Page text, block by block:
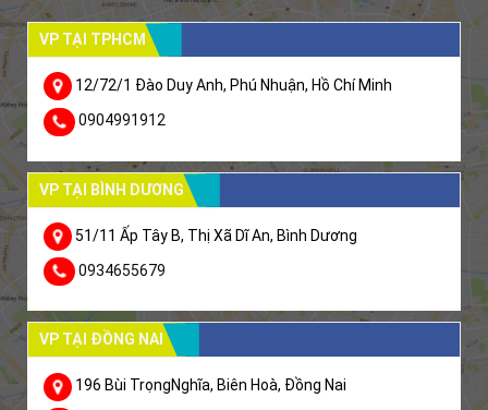
VP TẠI TPHCM
12/72/1 Đào Duy Anh, Phú Nhuận, Hồ Chí Minh
0904991912
VP TẠI BÌNH DƯƠNG
51/11 Ấp Tây B, Thị Xã Dĩ An, Bình Dương
0934655679
VP TẠI ĐỒNG NAI
196 Bùi TrọngNghĩa, Biên Hoà, Đồng Nai